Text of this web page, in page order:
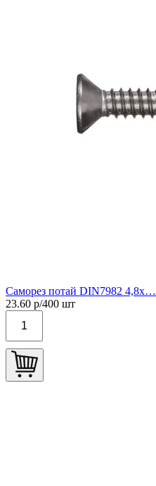
Саморез потай DIN7982 4,8х…
23.60 р/400 шт